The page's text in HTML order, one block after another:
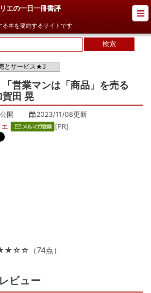
リエの一日一冊書評
る本を要約するサイトです
「営業マンは「商品」を売る
田 晃
開 2023/11/08更新
[PR]
（74点）
ビュー